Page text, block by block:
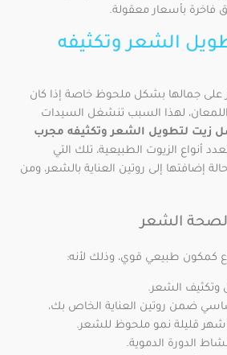
فاخرة بأسعار معقولة.
الشعر وتكثيفه
على جمالها بشكل ملحوظ خاصة إذا كان
لهذا السبب تنشغل السيدات
زيت لتطويل الشعر وتكثيفه مجرب
أنواع الزيوت الطبيعية، تلك التي
إضافتها إلى روتين العناية بالشعر، ومن
لصحة الشعر
كمكون طبيعي قوي، وذلك لأنه:
وتكثيف الشعر.
ضمن روتين العناية الخاص بك،
قليلة نمو ملحوظ للشعر.
الدورة الدموية.